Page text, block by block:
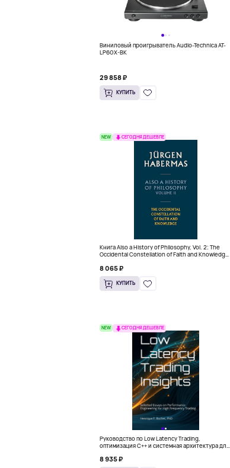
Виниловый проигрыватель Audio-Technica AT-
LP60X-BK
29 858 ₽
КУПИТЬ
NEW СЕГОДНЯ ДЕШЕВЛЕ
Книга Also a History of Philosophy, Vol. 2: The
Occidental Constellation of Faith and Knowledge
8 065 ₽
КУПИТЬ
NEW СЕГОДНЯ ДЕШЕВЛЕ
Руководство по Low Latency Trading,
оптимизация C++ и системная архитектура для
8 935 ₽